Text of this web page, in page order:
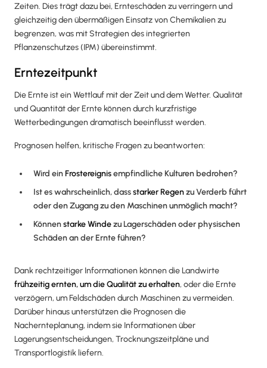
Zeiten. Dies trägt dazu bei, Ernteschäden zu verringern und
gleichzeitig den übermäßigen Einsatz von Chemikalien zu
begrenzen, was mit Strategien des integrierten
Pflanzenschutzes (IPM) übereinstimmt.
Erntezeitpunkt
Die Ernte ist ein Wettlauf mit der Zeit und dem Wetter. Qualität
und Quantität der Ernte können durch kurzfristige
Wetterbedingungen dramatisch beeinflusst werden.
Prognosen helfen, kritische Fragen zu beantworten:
Wird einFrostereignisempfindliche Kulturen bedrohen?
Ist es wahrscheinlich, dassstarker Regenzu Verderb führt
oder den Zugang zu den Maschinen unmöglich macht?
Könnenstarke Windezu Lagerschäden oder physischen
Schäden an der Ernte führen?
Dank rechtzeitiger Informationen können die Landwirte
frühzeitig ernten, um die Qualität zu erhalten, oder die Ernte
verzögern, um Feldschäden durch Maschinen zu vermeiden.
Darüber hinaus unterstützen die Prognosen die
Nachernteplanung, indem sie Informationen über
Lagerungsentscheidungen, Trocknungszeitpläne und
Transportlogistik liefern.